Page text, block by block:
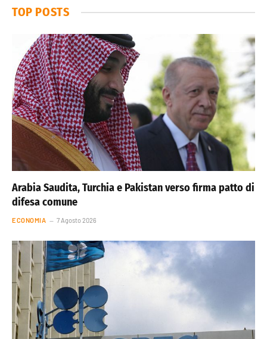
TOP POSTS
Arabia Saudita, Turchia e Pakistan verso firma patto di
difesa comune
ECONOMIA 7 Agosto 2026